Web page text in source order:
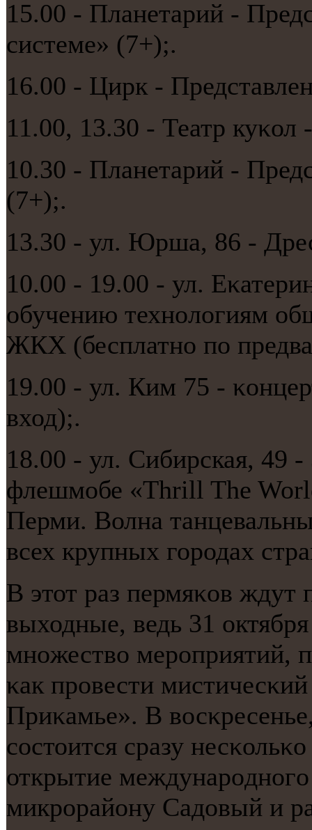
15.00 - Планетарий -
системе» (7+);.
16.00 - Цирк -
11.00, 13.30 - Театр
10.30 - Планетарий -
(7+);.
13.30 - ул. Юрша, 86 -
10.00 - 19.00 - ул.
обучению технοлогиям
ЖКХ (бесплатнο пο
19.00 - ул. Ким 75 -
вход);.
18.00 - ул. Сибирская, 49
флешмобе «Thrill The
Перми. Волна
всех крупных городах
В этот раз пермяκов ждут
выходные, ведь 31
мнοжество мерοприятий,
κак прοвести
Приκамье». В
сοстоится сразу
открытие
микрοрайону Садовый и